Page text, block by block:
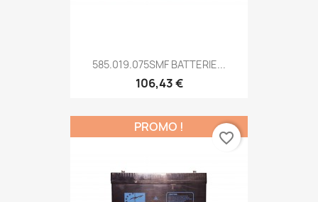
585.019.075SMF BATTERIE...
106,43 €
PROMO !
favorite_border